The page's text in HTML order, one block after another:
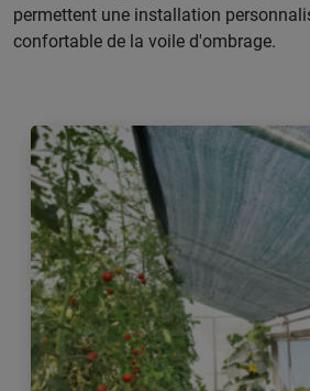
permettent une installation
confortable de la voile d'ombrage.